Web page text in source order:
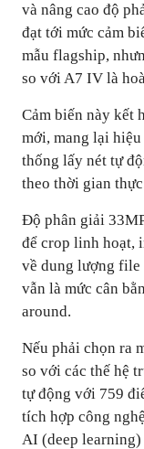
và nâng cao độ
đạt tới mức cảm
mẫu flagship,
so với A7 IV là
Cảm biến này kết
mới, mang lại
thống lấy nét tự
theo thời gian
Độ phân giải
để crop linh hoạt,
về dung lượng file
vẫn là mức cân
around.
Nếu phải chọn ra
so với các thế hệ
tự động với 759
tích hợp công
AI (deep learning)